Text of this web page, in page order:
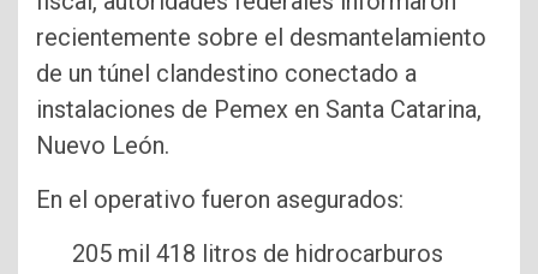
recientemente sobre el desmantelamiento
de un túnel clandestino conectado a
instalaciones de Pemex en Santa Catarina,
Nuevo León.
En el operativo fueron asegurados:
205 mil 418 litros de hidrocarburos